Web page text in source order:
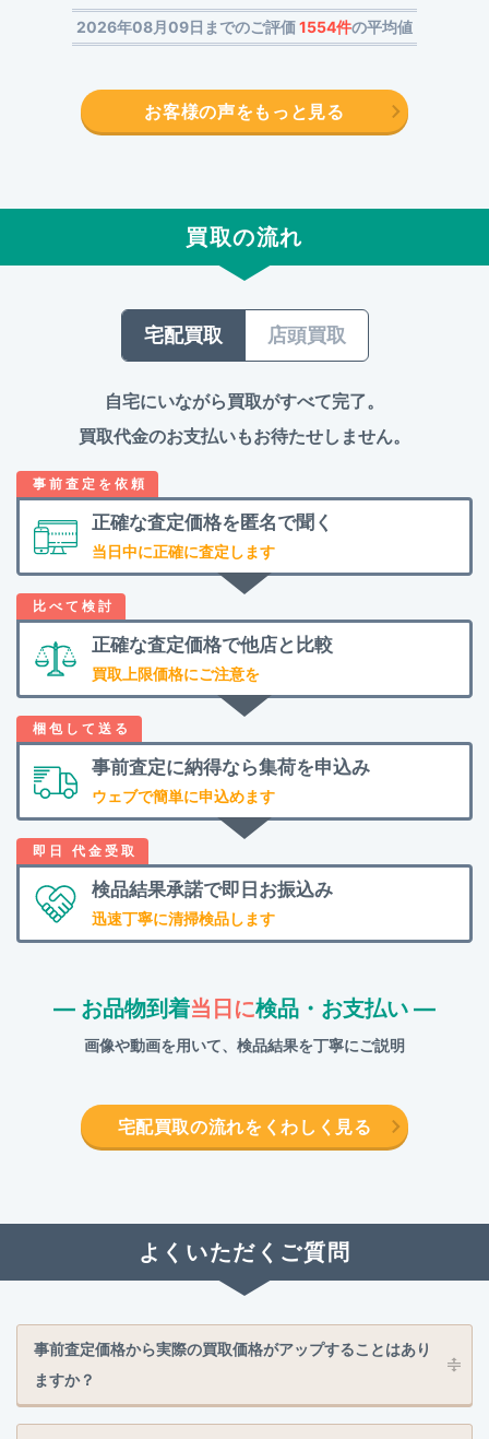
2026年08月09日までのご評価1554件の平均値
お客様の声をもっと見る
買取の流れ
宅配買取 店頭買取
自宅にいながら買取がすべて完了。
買取代金のお支払いもお待たせしません。
正確な査定価格を 匿名で聞く
当日中に正確に査定します
正確な査定価格で他店と比較
買取上限価格にご注意を
事前査定に納得なら集荷を申込み
ウェブで簡単に申込めます
検品結果承諾で即日お振込み
迅速丁寧に清掃検品します
― お品物到着当日に検品・お支払い ―
画像や動画を用いて、検品結果を丁寧にご説明
宅配買取の流れをくわしく見る
よくいただくご質問
事前査定価格から実際の買取価格がアップすることはあり
ますか？